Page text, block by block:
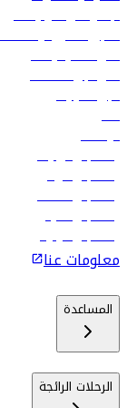
الإعلان على متن رحلاتنا
تسجيل الدخول لوكلاء
أدنى أسعار الرحلات
فلاي دبي للعطلات
تأجير السيارات
فنادق
الوظائف
رحلات إلى تبيليسي
رحلات إلى الرياض
رحلات إلى مسقط
رحلات إلى ماليه
رحلات إلى كولومبو
معلومات عنا
المساعدة
الرحلات الرائجة